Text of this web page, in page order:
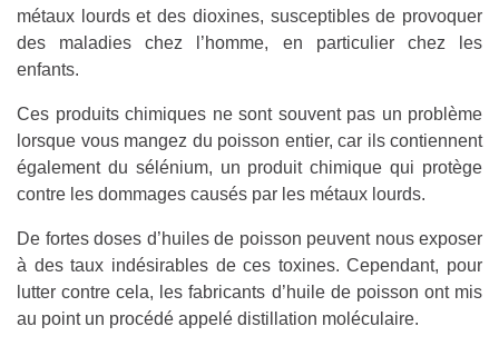
métaux lourds et des dioxines, susceptibles de provoquer
des maladies chez l’homme, en particulier chez les
enfants.
Ces produits chimiques ne sont souvent pas un problème
lorsque vous mangez du poisson entier, car ils contiennent
également du sélénium, un produit chimique qui protège
contre les dommages causés par les métaux lourds.
De fortes doses d’huiles de poisson peuvent nous exposer
à des taux indésirables de ces toxines. Cependant, pour
lutter contre cela, les fabricants d’huile de poisson ont mis
au point un procédé appelé distillation moléculaire.